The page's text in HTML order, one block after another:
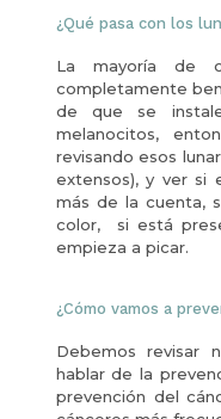
¿Qué pasa con los
La mayoría de
completamente
de que se
melanocitos,
revisando esos
extensos), y ver si
más de la cuenta,
color, si está
empieza a picar.
¿Cómo vamos a
Debemos revisar
hablar de la
prevención del